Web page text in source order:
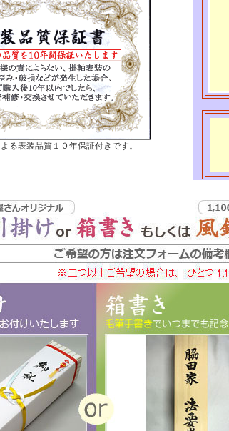
る表装品質１０年保証付きです。